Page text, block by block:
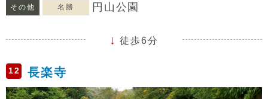
その他 名勝 円山公園
徒歩6分
12 長楽寺